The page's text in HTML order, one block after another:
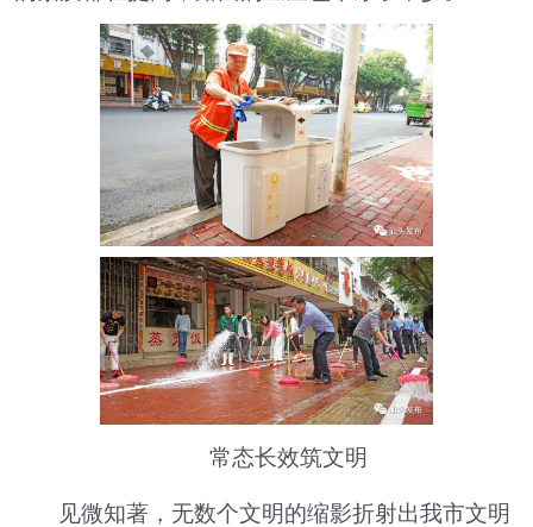
常态长效筑文明
见微知著，无数个文明的缩影折射出我市文明